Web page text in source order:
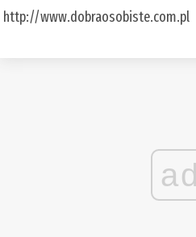
http://www.dobraosobiste.com.pl
ad